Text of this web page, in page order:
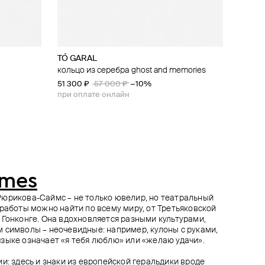
TÓ GARAL
кольцо из серебра ghost and memories
51 300 ₽ 57 000 ₽ −10%
при оплате онлайн
Secrets
перстень из серебра с финифтью
«верховная жрица» и топазами
67 900 ₽
pearls
Gem Kingdom
кольцо из серебра с фарфором
75 000 ₽
Ann Demeulemeester
кольцо из серебра ivet chain
59 400 ₽ 66 000 ₽ −10%
при оплате онлайн
Саймс – не только ювелир, но театральный
можно найти по всему миру, от Третьяковской
Она вдохновляется разными культурами,
– неочевидные: например, кулоны с руками,
означает «я тебя люблю» или «желаю удачи».
здесь и знаки из европейской геральдики вроде